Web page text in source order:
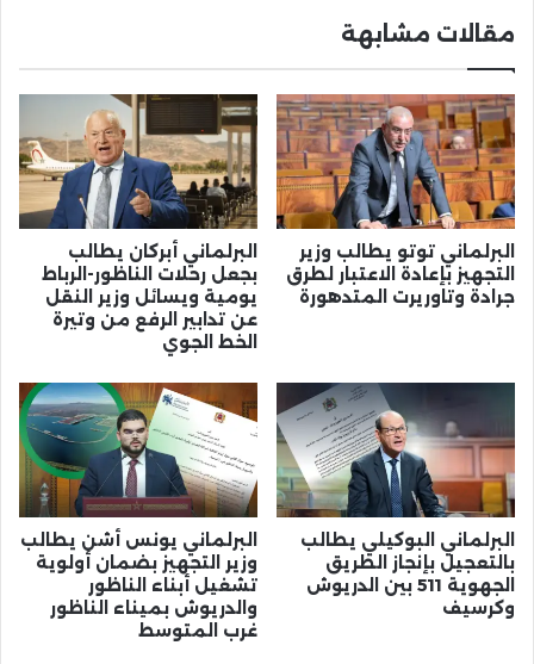
مقالات مشابهة
البرلماني توتو يطالب وزير
التجهيز بإعادة الاعتبار لطرق
جرادة وتاوريرت المتدهورة
البرلماني أبركان يطالب
بجعل رحلات الناظور-الرباط
يومية ويسائل وزير النقل
عن تدابير الرفع من وتيرة
الخط الجوي
البرلماني البوكيلي يطالب
بالتعجيل بإنجاز الطريق
الجهوية 511 بين الدريوش
وكرسيف
البرلماني يونس أشن يطالب
وزير التجهيز بضمان أولوية
تشغيل أبناء الناظور
والدريوش بميناء الناظور
غرب المتوسط